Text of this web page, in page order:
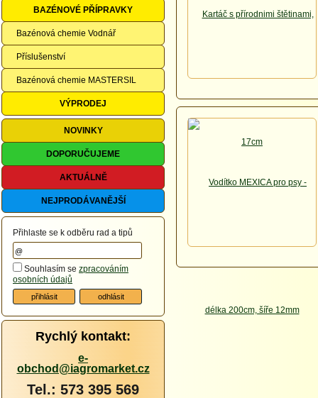
BAZÉNOVÉ PŘÍPRAVKY
Bazénová chemie Vodnář
Příslušenství
Bazénová chemie MASTERSIL
VÝPRODEJ
NOVINKY
DOPORUČUJEME
AKTUÁLNĚ
NEJPRODÁVANĚJŠÍ
Přihlaste se k odběru rad a tipů
Souhlasím se zpracováním
osobních údajů
Rychlý kontakt:
e-
obchod@iagromarket.cz
Tel.: 573 395 569